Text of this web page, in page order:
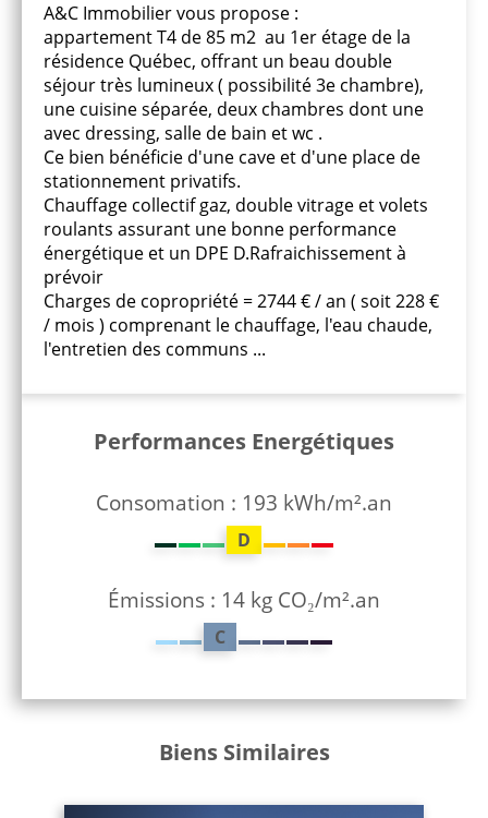
A&C Immobilier vous propose :
appartement T4 de 85 m2 au 1er étage de la
résidence Québec, offrant un beau double
séjour très lumineux ( possibilité 3e chambre),
une cuisine séparée, deux chambres dont une
avec dressing, salle de bain et wc .
Ce bien bénéficie d'une cave et d'une place de
stationnement privatifs.
Chauffage collectif gaz, double vitrage et volets
roulants assurant une bonne performance
énergétique et un DPE D.Rafraichissement à
prévoir
Charges de copropriété = 2744 € / an ( soit 228 €
/ mois ) comprenant le chauffage, l'eau chaude,
l'entretien des communs ...
Performances Energétiques
Consomation : 193 kWh/m².an
D
Émissions : 14 kg CO₂/m².an
C
Biens Similaires